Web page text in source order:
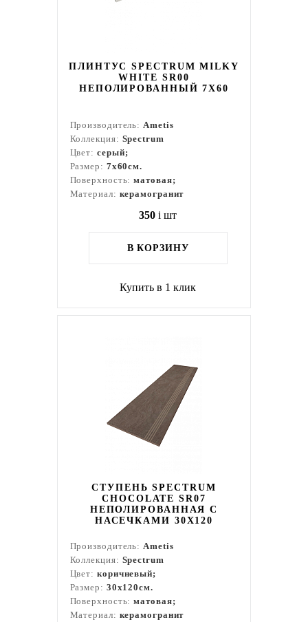
ПЛИНТУС SPECTRUM MILKY
WHITE SR00
НЕПОЛИРОВАННЫЙ 7X60
Производитель:Ametis
Коллекция: Spectrum
Цвет: серый;
Размер: 7x60см.
Поверхность:матовая;
Материал: керамогранит
350 i шт
В КОРЗИНУ
Купить в 1 клик
СТУПЕНЬ SPECTRUM
CHOCOLATE SR07
НЕПОЛИРОВАННАЯ С
НАСЕЧКАМИ 30X120
Производитель:Ametis
Коллекция: Spectrum
Цвет: коричневый;
Размер: 30x120см.
Поверхность:матовая;
Материал: керамогранит